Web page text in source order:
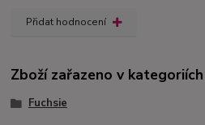
Přidat hodnocení
Zboží zařazeno v kategoriích
Fuchsie